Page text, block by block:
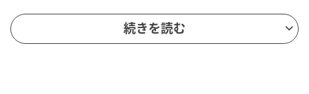
中嶋さん：「名前の通り〝モチっ〟とした体型で、あ
どけない顔をしているんですよね。だから若く見られ
続きを読む